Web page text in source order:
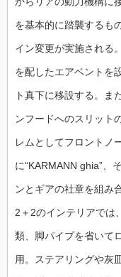
を基本的に踏襲するも
イン変更が実施される
を配したエアベントを
ト真下に移設する。ま
ンフードへのスリット
レムとしてフロントノ
に“KARMANN ghia”、
ンとギアの社章を組み
2＋2のインテリアでは
類、脚パイプを省いて
用。ステアリングや灰